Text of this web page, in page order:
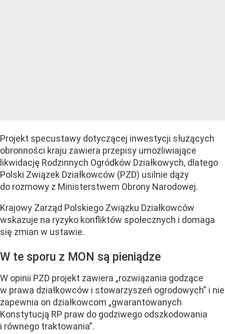
Projekt specustawy dotyczącej inwestycji służących
obronności kraju zawiera przepisy umożliwiające
likwidację Rodzinnych Ogródków Działkowych, dlatego
Polski Związek Działkowców (PZD) usilnie dąży
do rozmowy z Ministerstwem Obrony Narodowej.
Krajowy Zarząd Polskiego Związku Działkowców
wskazuje na ryzyko konfliktów społecznych i domaga
się zmian w ustawie.
W te sporu z MON są pieniądze
W opinii PZD projekt zawiera „rozwiązania godzące
w prawa działkowców i stowarzyszeń ogrodowych” i nie
zapewnia on działkowcom „gwarantowanych
Konstytucją RP praw do godziwego odszkodowania
i równego traktowania”.